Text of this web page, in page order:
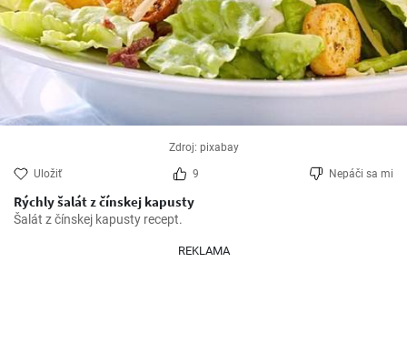
Zdroj: pixabay
Uložiť 9 Nepáči sa mi
Rýchly šalát z čínskej kapusty
Šalát z čínskej kapusty recept.
REKLAMA